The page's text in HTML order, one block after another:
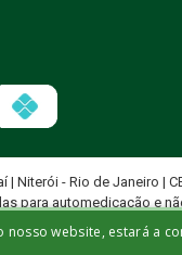
- Rio de Janeiro |
para automedicação
diagnosticar
website, estará a